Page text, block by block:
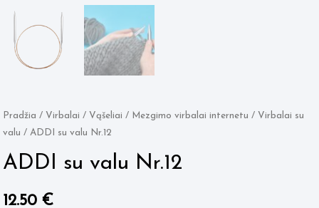
Pradžia / Virbalai / Vąšeliai / Mezgimo virbalai internetu / Virbalai su
valu / ADDI su valu Nr.12
ADDI su valu Nr.12
12.50 €